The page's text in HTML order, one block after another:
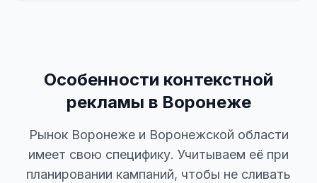
Особенности контекстной
рекламы в Воронеже
Рынок Воронеже и Воронежской области
имеет свою специфику. Учитываем её при
планировании кампаний, чтобы не сливать